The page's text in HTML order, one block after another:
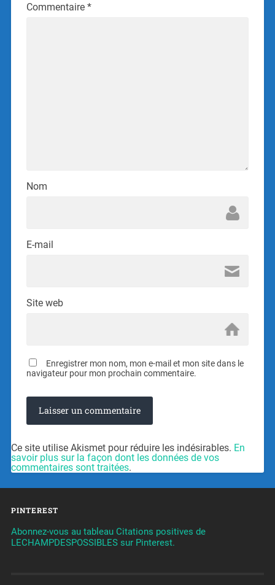
Commentaire *
Nom
E-mail
Site web
Enregistrer mon nom, mon e-mail et mon site dans le
navigateur pour mon prochain commentaire.
Ce site utilise Akismet pour réduire les indésirables. En
savoir plus sur la façon dont les données de vos
commentaires sont traitées.
PINTEREST
Abonnez-vous au tableau Citations positives de
LECHAMPDESPOSSIBLES sur Pinterest.